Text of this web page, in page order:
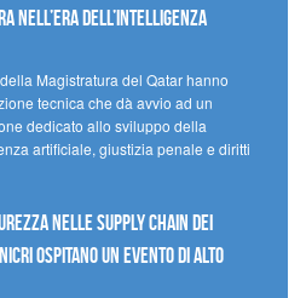
nell’era dell’intelligenza
Magistratura del Qatar hanno
tecnica che dà avvio ad un
dedicato allo sviluppo della
artificiale, giustizia penale e diritti
nelle supply chain dei
ospitano un evento di alto